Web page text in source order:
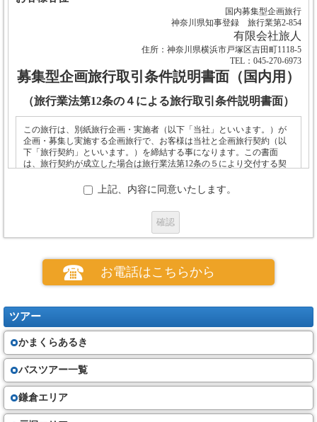
国内募集型企画旅行
神奈川県知事登録 旅行業第2-854
有限会社旅人
住所：神奈川県横浜市戸塚区吉田町1118-5
TEL：045-270-6973
募集型企画旅行取引条件説明書面（国内用）
（旅行業法第12条の４による旅行取引条件説明書面）
この旅行は、別紙旅行企画・実施者（以下「当社」といいます。）が
企画・募集し実施する企画旅行で、お客様は当社と企画旅行契約（以
下「旅行契約」といいます。）を締結する事になります。この書面
は、旅行契約が成立した場合は旅行業法第12条の５により交付する契
(２)電話、郵便、ファクシミリその他の通信手段による募集型企画旅行契約
の予約を受け付けます。この場合、予約の時点では契約は成立しておら
ず、旅行者は、当社が予約の承諾の旨を通知した後、当社が定める期間内
通知しなければなりません。
(３) 当社は、お客さまが次の①から⑤のいずれかに該当したときは、お申
込みをお断りすることがあります。
①他の旅行者に迷惑を及ぼし、又は団体旅行の円滑な実施を妨げるおそ
れがあると当社が判断するとき。
②お客さまが暴力団員、暴力団準構成員、暴力団関係者、暴力団関係企業
③お客さまが当社に対して暴力的な要求行為、不当な要求行為、取引に関
して脅迫的な言動若しくは暴力を用いる行為又はこれらに準ずる行為を行
ったとき。
上記、内容に同意いたします。
お電話はこちらから
ツアー
かまくらあるき
バスツアー一覧
鎌倉エリア